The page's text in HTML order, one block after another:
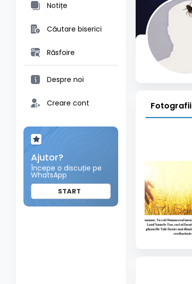
Notițe
Căutare biserici
Răsfoire
Despre noi
Creare cont
Ajutor?
Începe o discuție pe
WhatsApp
START
Fotografii